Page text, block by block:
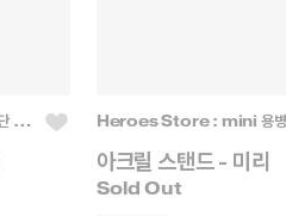
Heroes Store : mini 용병단 대기실
아크릴 스탠드 - 미리